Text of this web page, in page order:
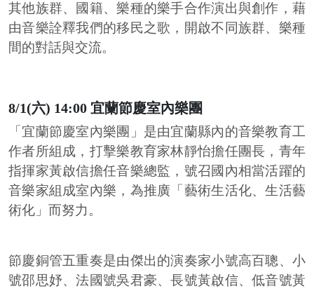
其他族群、國籍、樂種的樂手合作演出與創作，藉
由音樂詮釋我們的移民之歌，開啟不同族群、樂種
間的對話與交流。
8/1(六) 14:00 宜蘭節慶室內樂團
「宜蘭節慶室內樂團」是由宜蘭縣內的音樂教育工
作者所組成，打擊樂教育家林靜怡擔任團長，青年
指揮家黃啟信擔任音樂總監，號召國內相當活躍的
音樂家組成室內樂，為推廣「藝術生活化、生活藝
術化」而努力。
節慶銅管五重奏是由傑出的演奏家小號高百聰、小
號邵思妤、法國號吳君豪、長號黃啟信、低音號黃